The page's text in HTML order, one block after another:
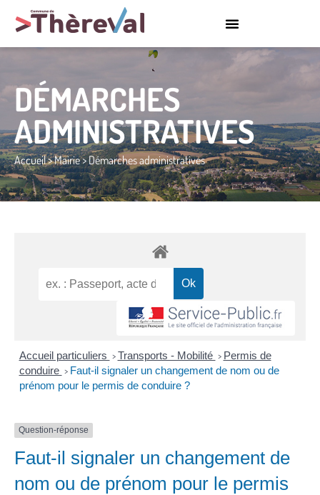
DÉMARCHES
ADMINISTRATIVES
Accueil>Mairie>Démarches administratives
Accueil particuliers > Transports - Mobilité > Permis de
conduire > Faut-il signaler un changement de nom ou de
prénom pour le permis de conduire ?
Question-réponse
Faut-il signaler un changement de
nom ou de prénom pour le permis